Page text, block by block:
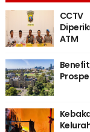
ATM